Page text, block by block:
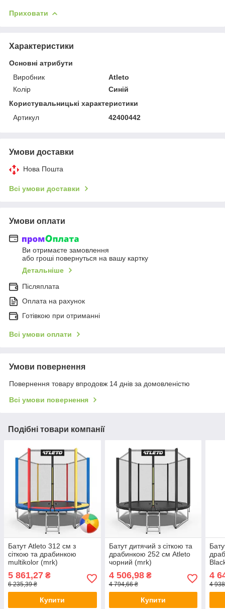
Приховати
Характеристики
Основні атрибути
Виробник
Atleto
Колір
Синій
Користувальницькі характеристики
Артикул
42400442
Умови доставки
Нова Пошта
Всі умови доставки
Умови оплати
Ви отримаєте замовлення
або гроші повернуться на вашу картку
Детальніше
Післяплата
Оплата на рахунок
Готівкою при отриманні
Всі умови оплати
Умови повернення
Повернення товару впродовж 14 днів за домовленістю
Всі умови повернення
Подібні товари компанії
Батут Atleto 312 см з
сіткою та драбинкою
multikolor (mrk)
5 861,27 ₴
6 235,39 ₴
Купити
Батут дитячий з сіткою та
драбинкою 252 см Atleto
чорний (mrk)
4 506,98₴
4 794,66 ₴
Купити
4
4